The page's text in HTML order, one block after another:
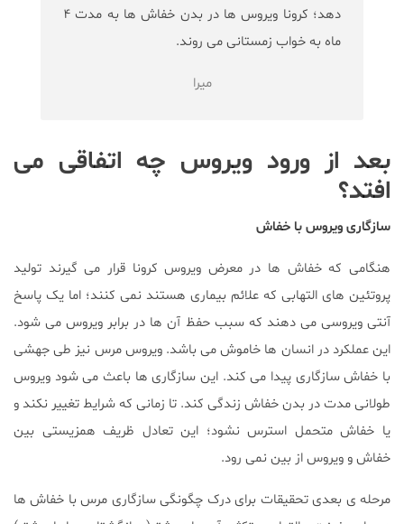
دهد؛ کرونا ویروس ها در بدن خفاش ها به مدت ۴
ماه به خواب زمستانی می روند.
میرا
بعد از ورود ویروس چه اتفاقی می
افتد؟
سازگاری ویروس با خفاش
هنگامی که خفاش ها در معرض ویروس کرونا قرار می گیرند تولید
پروتئین های التهابی که علائم بیماری هستند نمی کنند؛ اما یک پاسخ
آنتی ویروسی می دهند که سبب حفظ آن ها در برابر ویروس می شود.
این عملکرد در انسان ها خاموش می باشد. ویروس مرس نیز طی جهشی
با خفاش سازگاری پیدا می کند. این سازگاری ها باعث می شود ویروس
طولانی مدت در بدن خفاش زندگی کند. تا زمانی که شرایط تغییر نکند و
یا خفاش متحمل استرس نشود؛ این تعادل ظریف همزیستی بین
خفاش و ویروس از بین نمی رود.
مرحله ی بعدی تحقیقات برای درک چگونگی سازگاری مرس با خفاش ها